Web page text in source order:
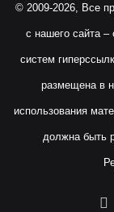
© 2009-2026, Все
с нашего сайта –
систем
размещена в
использования
должна быть